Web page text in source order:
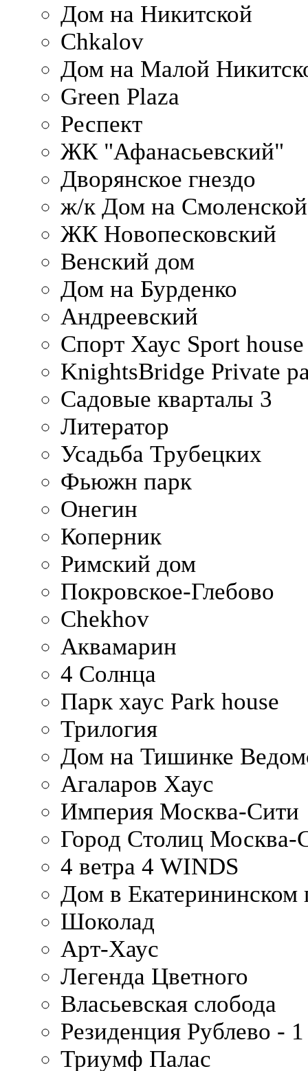
Дом на Никитской
Chkalov
Дом на Малой
Green Plaza
Респект
ЖК "Афанасьевский"
Дворянское гнездо
ж/к Дом на
ЖК Новопесковский
Венский дом
Дом на Бурденко
Андреевский
Спорт Хаус Sport house
KnightsBridge Private
Садовые кварталы 3
Литератор
Усадьба Трубецких
Фьюжн парк
Онегин
Коперник
Римский дом
Покровское-Глебово
Chekhov
Аквамарин
4 Солнца
Парк хаус Park house
Трилогия
Дом на Тишинке
Агаларов Хаус
Империя Москва-Сити
Город Столиц Москва-
4 ветра 4 WINDS
Дом в Екатерининском
Шоколад
Арт-Хаус
Легенда Цветного
Власьевская слобода
Резиденция Рублево - 1
Триумф Палас